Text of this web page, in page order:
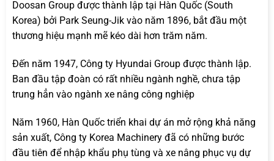
Doosan Group được thành lập tại Hàn Quốc (South
Korea) bởi Park Seung-Jik vào năm 1896, bắt đầu một
thương hiệu mạnh mẽ kéo dài hơn trăm năm.
Đến năm 1947, Công ty Hyundai Group được thành lập.
Ban đầu tập đoàn có rất nhiều ngành nghề, chưa tập
trung hẳn vào ngành xe nâng công nghiệp
Năm 1960, Hàn Quốc triển khai dự án mở rộng khả năng
sản xuất, Công ty Korea Machinery đã có những bước
đầu tiên để nhập khẩu phụ tùng và xe nâng phục vụ dự